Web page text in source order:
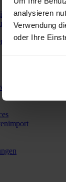
analysieren
Verwendung
oder Ihre